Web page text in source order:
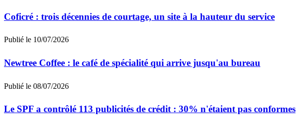
Coficré : trois décennies de courtage, un site à la hauteur du service
Publié le 10/07/2026
Newtree Coffee : le café de spécialité qui arrive jusqu'au bureau
Publié le 08/07/2026
Le SPF a contrôlé 113 publicités de crédit : 30% n'étaient pas conformes